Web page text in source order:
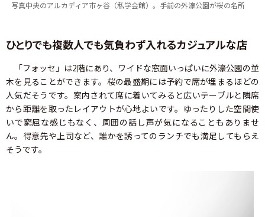
写真中央のアルカディア市ヶ谷（私学会館）。手前の外濠公園が桜の名所
ひとりでも複数人でも気負わず入れるカジュアルな店
「フォッセ」は2階にあり、ワイドな窓面いっぱいに外濠公園の並
木を見ることができます。桜の最盛期には予約で席が埋まるほどの
人気だそうです。案内されて席に着いてみると広いテーブルと隣席
から距離を取ったレイアウトが心地よいです。ゆったりした空間使
いで窮屈な感じもなく、周囲の話し声が気になることもありませ
ん。得意先や上司など、誰かを誘ってのランチでも満足してもらえ
そうです。